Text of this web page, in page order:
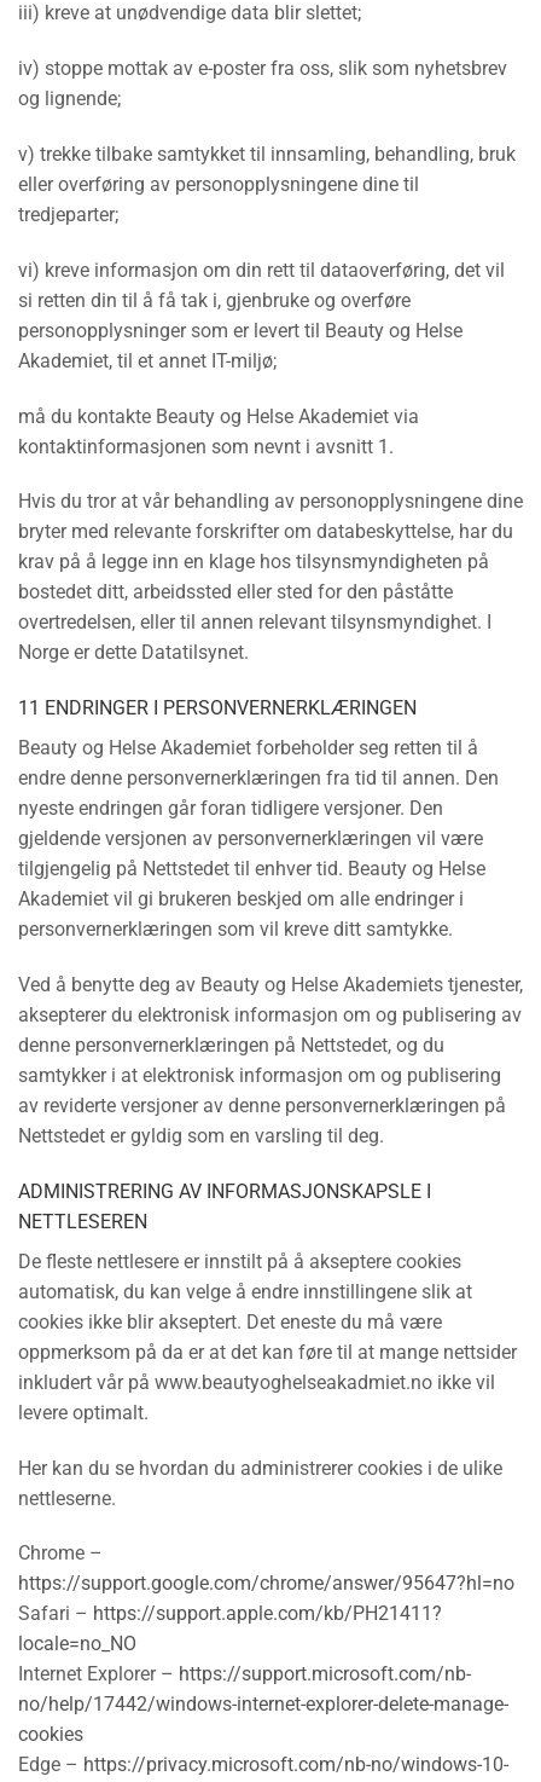
iii) kreve at unødvendige data blir slettet;
iv) stoppe mottak av e-poster fra oss, slik som nyhetsbrev
og lignende;
v) trekke tilbake samtykket til innsamling, behandling, bruk
eller overføring av personopplysningene dine til
tredjeparter;
vi) kreve informasjon om din rett til dataoverføring, det vil
si retten din til å få tak i, gjenbruke og overføre
personopplysninger som er levert til Beauty og Helse
Akademiet, til et annet IT-miljø;
må du kontakte Beauty og Helse Akademiet via
kontaktinformasjonen som nevnt i avsnitt 1.
Hvis du tror at vår behandling av personopplysningene dine
bryter med relevante forskrifter om databeskyttelse, har du
krav på å legge inn en klage hos tilsynsmyndigheten på
bostedet ditt, arbeidssted eller sted for den påståtte
overtredelsen, eller til annen relevant tilsynsmyndighet. I
Norge er dette Datatilsynet.
11 ENDRINGER I PERSONVERNERKLÆRINGEN
Beauty og Helse Akademiet forbeholder seg retten til å
endre denne personvernerklæringen fra tid til annen. Den
nyeste endringen går foran tidligere versjoner. Den
gjeldende versjonen av personvernerklæringen vil være
tilgjengelig på Nettstedet til enhver tid. Beauty og Helse
Akademiet vil gi brukeren beskjed om alle endringer i
personvernerklæringen som vil kreve ditt samtykke.
Ved å benytte deg av Beauty og Helse Akademiets tjenester,
aksepterer du elektronisk informasjon om og publisering av
denne personvernerklæringen på Nettstedet, og du
samtykker i at elektronisk informasjon om og publisering
av reviderte versjoner av denne personvernerklæringen på
Nettstedet er gyldig som en varsling til deg.
ADMINISTRERING AV INFORMASJONSKAPSLE I
NETTLESEREN
De fleste nettlesere er innstilt på å akseptere cookies
automatisk, du kan velge å endre innstillingene slik at
cookies ikke blir akseptert. Det eneste du må være
oppmerksom på da er at det kan føre til at mange nettsider
inkludert vår på www.beautyoghelseakadmiet.no ikke vil
levere optimalt.
Her kan du se hvordan du administrerer cookies i de ulike
nettleserne.
Chrome –
https://support.google.com/chrome/answer/95647?hl=no
Safari – https://support.apple.com/kb/PH21411?
locale=no_NO
Internet Explorer – https://support.microsoft.com/nb-
no/help/17442/windows-internet-explorer-delete-manage-
cookies
Edge – https://privacy.microsoft.com/nb-no/windows-10-